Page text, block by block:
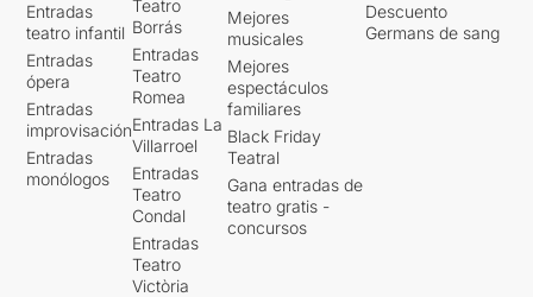
Entradas
teatro infantil
Entradas
ópera
Entradas
improvisación
Entradas
monólogos
Teatro
Borrás
Entradas
Teatro
Romea
Entradas La
Villarroel
Entradas
Teatro
Condal
Entradas
Teatro
Victòria
Mejores
musicales
Mejores
espectáculos
familiares
Black Friday
Teatral
Gana entradas de
teatro gratis -
concursos
Descuento
Germans de sang